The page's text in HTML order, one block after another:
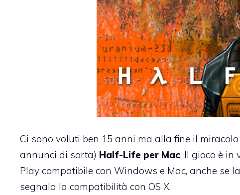
Ci sono voluti ben 15 anni ma alla fine il
annunci di sorta) Half-Life per Mac. Il gioco è in
Play compatibile con Windows e Mac, anche
segnala la compatibilità con OS X.